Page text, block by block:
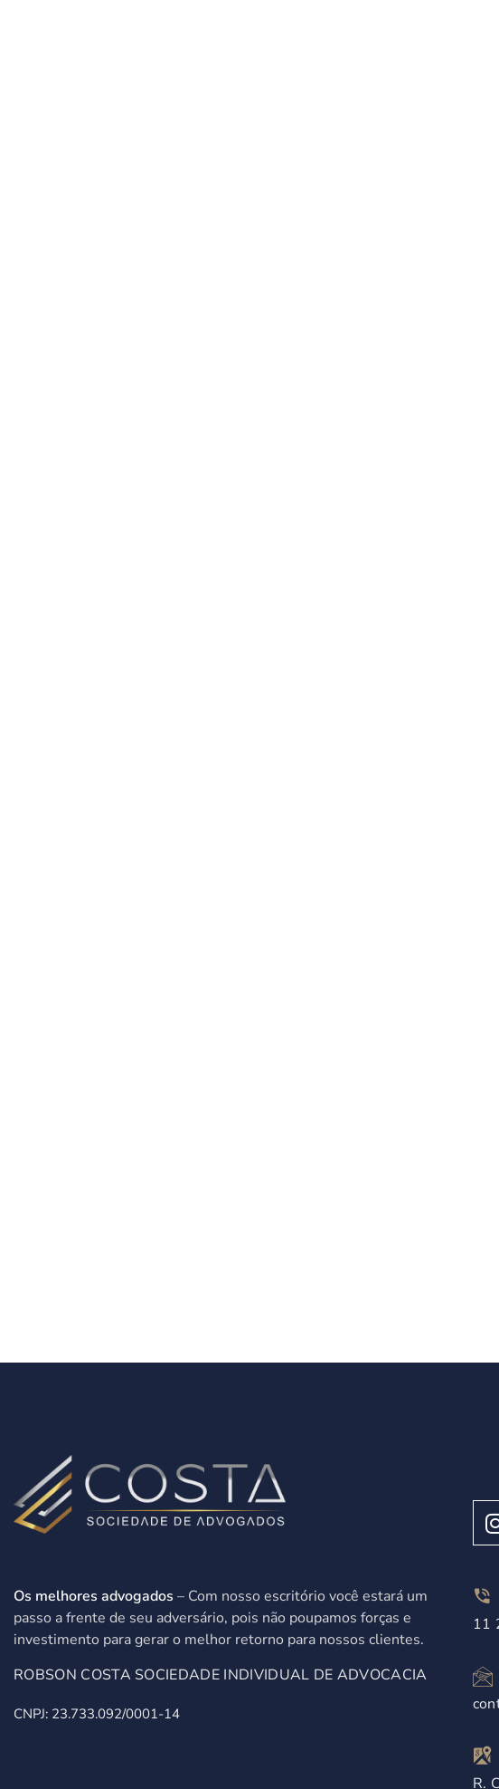
Os melhores advogados – Com nosso escritório você estará um
passo a frente de seu adversário, pois não poupamos forças e
investimento para gerar o melhor retorno para nossos clientes.
ROBSON COSTA SOCIEDADE INDIVIDUAL DE ADVOCACIA
CNPJ: 23.733.092/0001-14
11
R.